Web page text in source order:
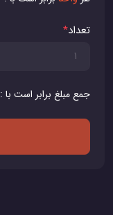
تعداد*
جمع مبلغ برابر است با :